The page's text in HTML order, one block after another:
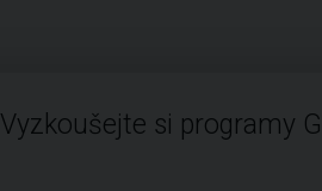
Vyzkoušejte si programy